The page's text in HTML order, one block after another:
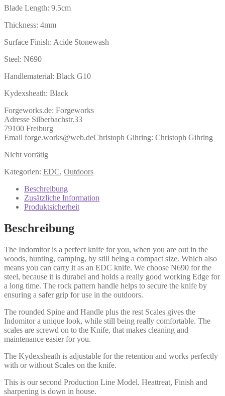
Blade Length: 9.5cm
Thickness: 4mm
Surface Finish: Acide Stonewash
Steel: N690
Handlematerial: Black G10
Kydexsheath: Black
Forgeworks.de: Forgeworks
Adresse Silberbachstr.33
79100 Freiburg
Email forge.works@web.deChristoph Gihring: Christoph Gihring
Nicht vorrätig
Kategorien: EDC, Outdoors
Beschreibung
Zusätzliche Information
Produktsicherheit
Beschreibung
The Indomitor is a perfect knife for you, when you are out in the
woods, hunting, camping, by still being a compact size. Which also
means you can carry it as an EDC knife. We choose N690 for the
steel, because it is durabel and holds a really good working Edge for
a long time. The rock pattern handle helps to secure the knife by
ensuring a safer grip for use in the outdoors.
The rounded Spine and Handle plus the rest Scales gives the
Indomitor a unique look, while still being really comfortable. The
scales are screwd on to the Knife, that makes cleaning and
maintenance easier for you.
The Kydexsheath is adjustable for the retention and works perfectly
with or without Scales on the knife.
This is our second Production Line Model. Heattreat, Finish and
sharpening is down in house.